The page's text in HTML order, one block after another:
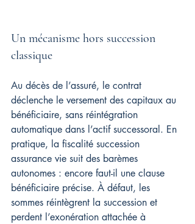
Un mécanisme hors succession
classique
Au décès de l’assuré, le contrat
déclenche le versement des capitaux au
bénéficiaire, sans réintégration
automatique dans l’actif successoral. En
pratique, la fiscalité succession
assurance vie suit des barèmes
autonomes : encore faut-il une clause
bénéficiaire précise. À défaut, les
sommes réintègrent la succession et
perdent l’exonération attachée à